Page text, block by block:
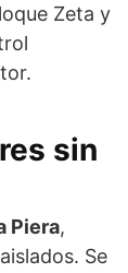
Zeta y
sin
Piera,
Se